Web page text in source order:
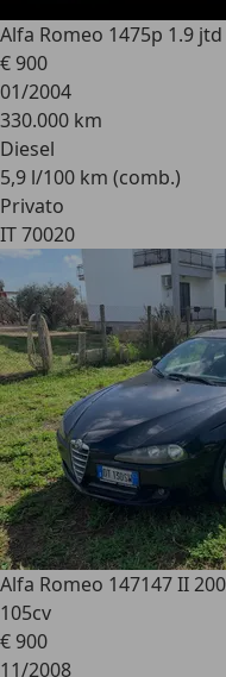
Alfa Romeo 1475p 1.9
€ 900
01/2004
330.000 km
Diesel
5,9 l/100 km (comb.)
Privato
IT 70020
Alfa Romeo 147147 II
105cv
€ 900
11/2008